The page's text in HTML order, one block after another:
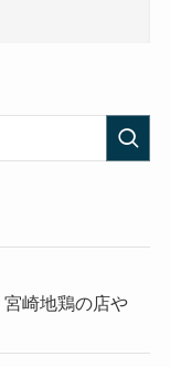
崎地鶏の店や